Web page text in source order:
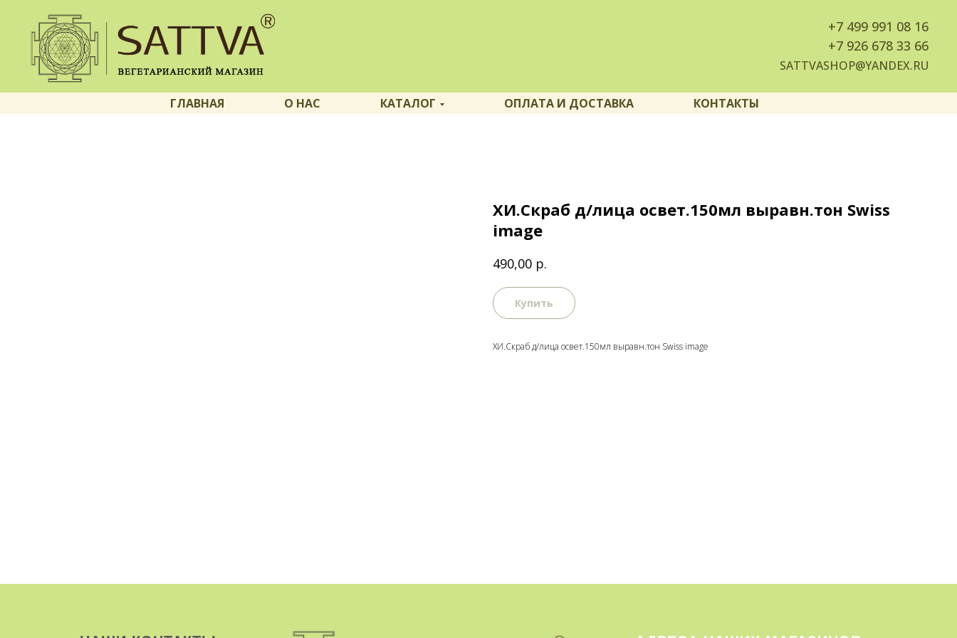
+7 499 991 08 16
+7 926 678 33 66
SATTVASHOP@YANDEX.RU
ГЛАВНАЯ О НАС КАТАЛОГ ОПЛАТА И ДОСТАВКА КОНТАКТЫ
ХИ.Скраб д/лица освет.150мл выравн.тон Swiss
image
490,00 р.
Купить
ХИ.Скраб д/лица освет.150мл выравн.тон Swiss image